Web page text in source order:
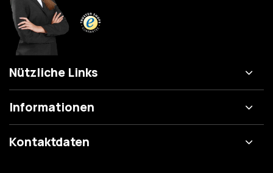
Nützliche Links
Informationen
Kontaktdaten